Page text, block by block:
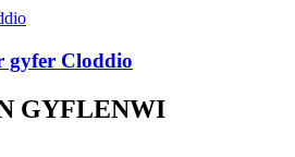
gyfer Cloddio
GYFLENWI